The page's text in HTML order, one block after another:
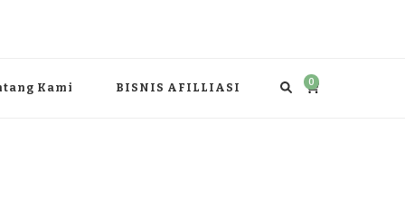
Kami BISNIS AFILLIASI 0